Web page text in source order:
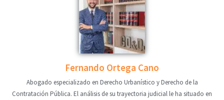
Fernando Ortega Cano
Abogado especializado en Derecho Urbanístico y Derecho de la
Contratación Pública. El análisis de su trayectoria judicial le ha situado en